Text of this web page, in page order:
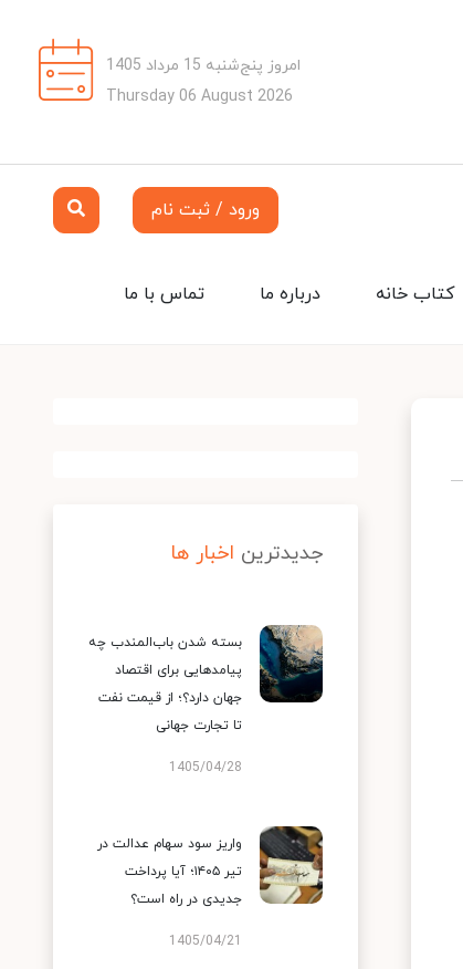
امروز پنج‌شنبه 15 مرداد 1405
Thursday 06 August 2026
ورود / ثبت نام
تماس با ما درباره ما کتاب خانه
جدیدترین اخبار ها
بسته شدن باب‌المندب چه
پیامدهایی برای اقتصاد
جهان دارد؟؛ از قیمت نفت
تا تجارت جهانی
1405/04/28
واریز سود سهام عدالت در
تیر ۱۴۰۵؛ آیا پرداخت
جدیدی در راه است؟
1405/04/21